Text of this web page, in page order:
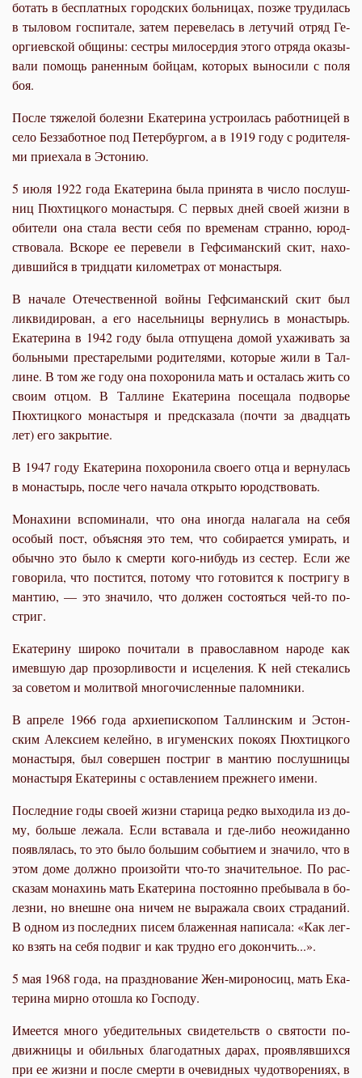
бо­тать в бес­плат­ных го­род­ских боль­ни­цах, поз­же тру­ди­лась
в ты­ло­вом гос­пи­та­ле, за­тем пе­ре­ве­лась в ле­ту­чий от­ряд Ге­
ор­ги­ев­ской об­щи­ны: сест­ры ми­ло­сер­дия это­го от­ря­да ока­зы­
ва­ли по­мощь ра­нен­ным бой­цам, ко­то­рых вы­но­си­ли с по­ля
боя.
По­сле тя­же­лой бо­лез­ни Ека­те­ри­на устро­и­лась ра­бот­ни­цей в
се­ло Без­за­бот­ное под Пе­тер­бур­гом, а в 1919 го­ду с ро­ди­те­ля­
ми при­е­ха­ла в Эс­то­нию.
5 июля 1922 го­да Ека­те­ри­на бы­ла при­ня­та в чис­ло по­слуш­
ниц Пюх­тиц­ко­го мо­на­сты­ря. С пер­вых дней сво­ей жиз­ни в
оби­те­ли она ста­ла ве­сти се­бя по вре­ме­нам стран­но, юрод­
ство­ва­ла. Вско­ре ее пе­ре­ве­ли в Геф­си­ман­ский скит, на­хо­
див­ший­ся в трид­ца­ти ки­ло­мет­рах от мо­на­сты­ря.
В на­ча­ле Оте­че­ствен­ной вой­ны Геф­си­ман­ский скит был
лик­ви­ди­ро­ван, а его на­сель­ни­цы вер­ну­лись в мо­на­стырь.
Ека­те­ри­на в 1942 го­ду бы­ла от­пу­ще­на до­мой уха­жи­вать за
боль­ны­ми пре­ста­ре­лы­ми ро­ди­те­ля­ми, ко­то­рые жи­ли в Тал­
лине. В том же го­ду она по­хо­ро­ни­ла мать и оста­лась жить со
сво­им от­цом. В Тал­лине Ека­те­ри­на по­се­ща­ла по­дво­рье
Пюх­тиц­ко­го мо­на­сты­ря и пред­ска­за­ла (по­чти за два­дцать
лет) его за­кры­тие.
В 1947 го­ду Ека­те­ри­на по­хо­ро­ни­ла сво­е­го от­ца и вер­ну­лась
в мо­на­стырь, по­сле че­го на­ча­ла от­кры­то юрод­ство­вать.
Мо­на­хи­ни вспо­ми­на­ли, что она ино­гда на­ла­га­ла на се­бя
осо­бый пост, объ­яс­няя это тем, что со­би­ра­ет­ся уми­рать, и
обыч­но это бы­ло к смер­ти ко­го-ни­будь из се­стер. Ес­ли же
го­во­ри­ла, что по­стит­ся, по­то­му что го­то­вит­ся к по­стри­гу в
ман­тию, — это зна­чи­ло, что дол­жен со­сто­ять­ся чей-то по­
стриг.
Ека­те­ри­ну ши­ро­ко по­чи­та­ли в пра­во­слав­ном на­ро­де как
имев­шую дар про­зор­ли­во­сти и ис­це­ле­ния. К ней сте­ка­лись
за со­ве­том и мо­лит­вой мно­го­чис­лен­ные па­лом­ни­ки.
В ап­ре­ле 1966 го­да ар­хи­епи­ско­пом Тал­лин­ским и Эс­тон­
ским Алек­си­ем ке­лей­но, в игу­мен­ских по­ко­ях Пюх­тиц­ко­го
мо­на­сты­ря, был со­вер­шен по­стриг в ман­тию по­слуш­ни­цы
мо­на­сты­ря Ека­те­ри­ны с остав­ле­ни­ем преж­не­го име­ни.
По­след­ние го­ды сво­ей жиз­ни ста­ри­ца ред­ко вы­хо­ди­ла из до­
му, боль­ше ле­жа­ла. Ес­ли вста­ва­ла и где-ли­бо неожи­дан­но
по­яв­ля­лась, то это бы­ло боль­шим со­бы­ти­ем и зна­чи­ло, что в
этом до­ме долж­но про­изой­ти что-то зна­чи­тель­ное. По рас­
ска­зам мо­на­хинь мать Ека­те­ри­на по­сто­ян­но пре­бы­ва­ла в бо­
лез­ни, но внешне она ни­чем не вы­ра­жа­ла сво­их стра­да­ний.
В од­ном из по­след­них пи­сем бла­жен­ная на­пи­са­ла: «Как лег­
ко взять на се­бя по­двиг и как труд­но его до­кон­чить...».
5 мая 1968 го­да, на празд­но­ва­ние Жен-ми­ро­но­сиц, мать Ека­
те­ри­на мир­но ото­шла ко Гос­по­ду.
Име­ет­ся мно­го убе­ди­тель­ных сви­де­тельств о свя­то­сти по­
движ­ни­цы и обиль­ных бла­го­дат­ных да­рах, про­яв­ляв­ших­ся
при ее жиз­ни и по­сле смер­ти в оче­вид­ных чу­до­тво­ре­ни­ях, в